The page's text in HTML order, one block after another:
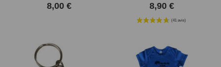
8,00 € 8,90 €